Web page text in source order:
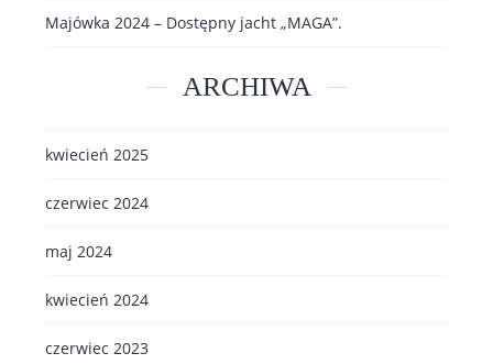
Majówka 2024 – Dostępny jacht „MAGA”.
ARCHIWA
kwiecień 2025
czerwiec 2024
maj 2024
kwiecień 2024
czerwiec 2023